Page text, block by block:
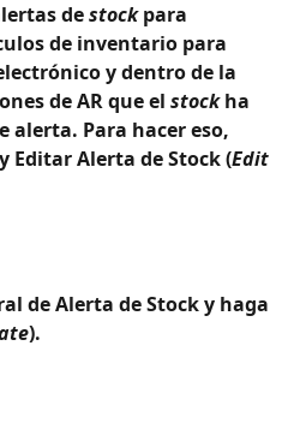
de stock para
de inventario para
y dentro de la
de AR que el stock ha
alerta. Para hacer eso,
Editar Alerta de Stock (Edit
de Alerta de Stock y haga
).